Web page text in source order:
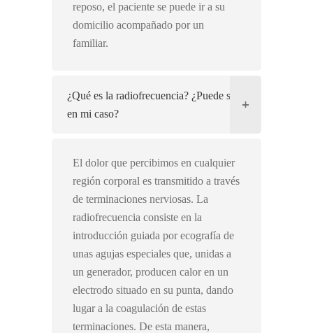
reposo, el paciente se puede ir a su
domicilio acompañado por un
familiar.
¿Qué es la radiofrecuencia? ¿Puede ser útil
en mi caso?
El dolor que percibimos en cualquier
región corporal es transmitido a través
de terminaciones nerviosas. La
radiofrecuencia consiste en la
introducción guiada por ecografía de
unas agujas especiales que, unidas a
un generador, producen calor en un
electrodo situado en su punta, dando
lugar a la coagulación de estas
terminaciones. De esta manera,